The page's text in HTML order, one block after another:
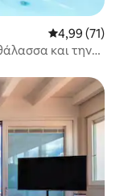
Μέση
4,99 (71)
και την